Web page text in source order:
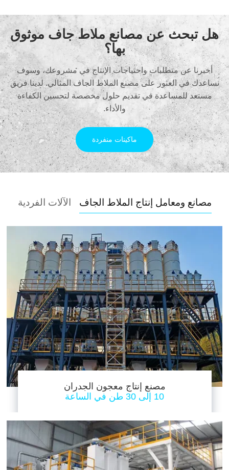
هل تبحث عن مصانع ملاط جاف موثوق
بها؟
أخبرنا عن متطلبات واحتياجات الإنتاج في مشروعك، وسوف
نساعدك في العثور على مصنع الملاط الجاف المثالي. لدينا فريق
مستعد للمساعدة في تقديم حلول مخصصة لتحسين الكفاءة
والأداء.
ماكينات منفردة
مصانع ومعامل إنتاج الملاط الجاف الآلات الفردية
مصنع إنتاج معجون الجدران
10 إلى 30 طن في الساعة